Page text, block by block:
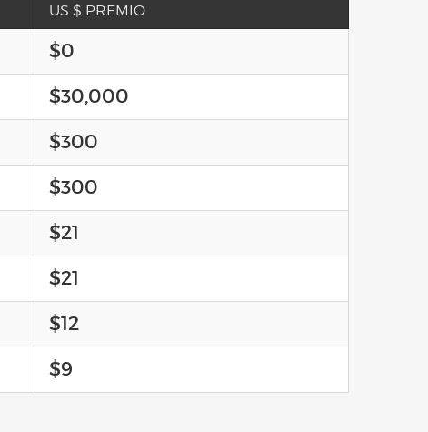
US $ PREMIO
$0
$30,000
$300
$300
$21
$21
$12
$9